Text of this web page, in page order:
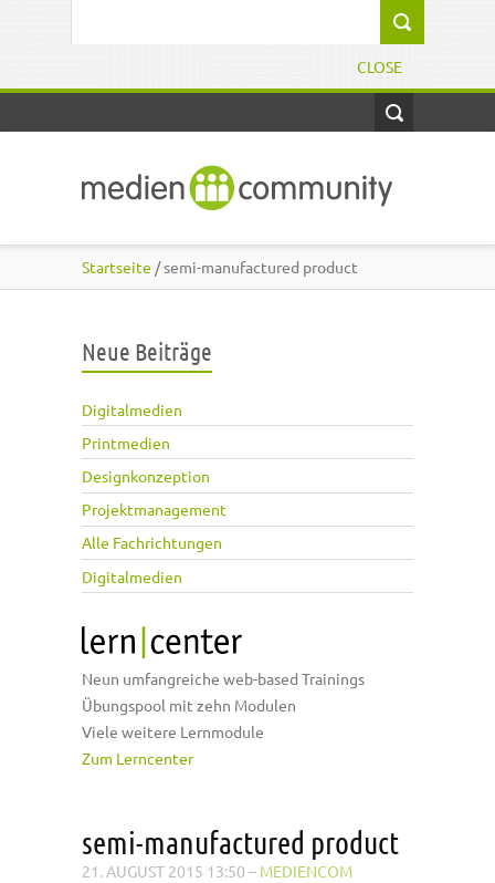
CLOSE
Startseite / semi-manufactured product
Neue Beiträge
Digitalmedien
Printmedien
Designkonzeption
Projektmanagement
Alle Fachrichtungen
Digitalmedien
Neun umfangreiche web-based Trainings
Übungspool mit zehn Modulen
Viele weitere Lernmodule
Zum Lerncenter
semi-manufactured product
21. AUGUST 2015 13:50 – MEDIENCOM